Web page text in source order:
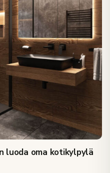
luoda oma kotikylpylä